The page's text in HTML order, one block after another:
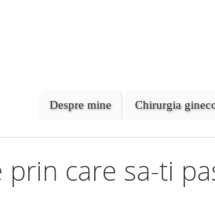
Despre mine Chirurgia
care sa-ti